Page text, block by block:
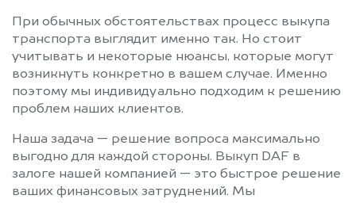
При обычных обстоятельствах процесс выкупа
транспорта выглядит именно так. Но стоит
учитывать и некоторые нюансы, которые могут
возникнуть конкретно в вашем случае. Именно
поэтому мы индивидуально подходим к решению
проблем наших клиентов.
Наша задача — решение вопроса максимально
выгодно для каждой стороны. Выкуп DAF в
залоге нашей компанией — это быстрое решение
ваших финансовых затруднений. Мы